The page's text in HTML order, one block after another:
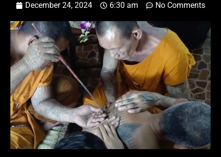
December 24, 2024 6:30 am No Comments